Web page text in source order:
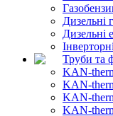
Дизельні
Дизельні
Труби та
KAN-
KAN-
KAN-
KAN-